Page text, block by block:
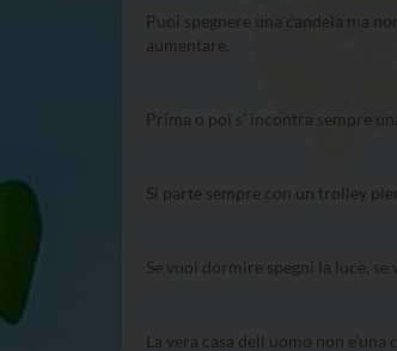
Puoi spegnere una candela ma
aumentare.
Prima o poi s’ incontra sempre
Si parte sempre con un trolley
Se vuoi dormire spegni la luce,
La vera casa dell uomo non e’una